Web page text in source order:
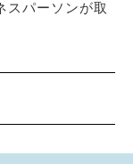
スパーソンが取